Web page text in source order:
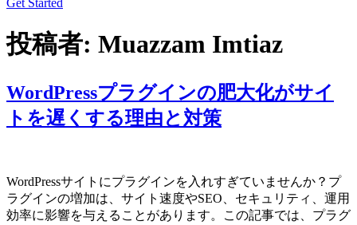
Get Started
投稿者: Muazzam Imtiaz
WordPressプラグインの肥大化がサイ
トを遅くする理由と対策
WordPressサイトにプラグインを入れすぎていませんか？プ
ラグインの増加は、サイト速度やSEO、セキュリティ、運用
効率に影響を与えることがあります。この記事では、プラグ